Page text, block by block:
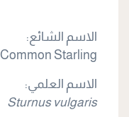
الاسم الشائع:
Common Starling
الاسم العلمي:
Sturnus vulgaris